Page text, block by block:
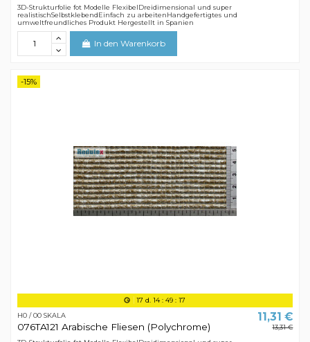
3D-Strukturfolie fot Modelle FlexibelDreidimensional und super
realistischSelbstklebendEinfach zu arbeitenHandgefertigtes und
umweltfreundliches Produkt Hergestellt in Spanien
In den Warenkorb
-15%
17 d. 14:49 :16
H0 / 00 SKALA
076TA121 Arabische Fliesen (Polychrome)
11,31 €
13,31 €